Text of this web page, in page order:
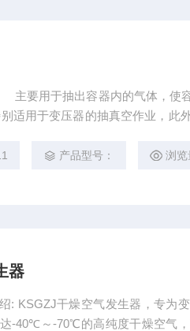
用于变压器的抽真空作业，此外
为抽真空用。 注：不适用于抽除
产品型号： 浏览
器
设备在
-40℃～-70℃的高纯度干燥空气